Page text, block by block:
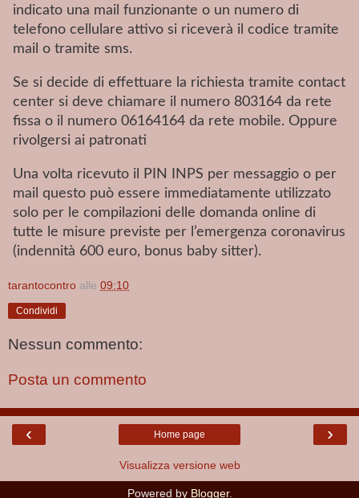
indicato una mail funzionante o un numero di
telefono cellulare attivo si riceverà il codice tramite
mail o tramite sms.
Se si decide di effettuare la richiesta tramite contact
center si deve chiamare il numero 803164 da rete
fissa o il numero 06164164 da rete mobile. Oppure
rivolgersi ai patronati
Una volta ricevuto il PIN INPS per messaggio o per
mail questo può essere immediatamente utilizzato
solo per le compilazioni delle domanda online di
tutte le misure previste per l’emergenza coronavirus
(indennità 600 euro, bonus baby sitter).
tarantocontro alle 09:10
Condividi
Nessun commento:
Posta un commento
‹ ›
Home page
Visualizza versione web
Powered by Blogger.